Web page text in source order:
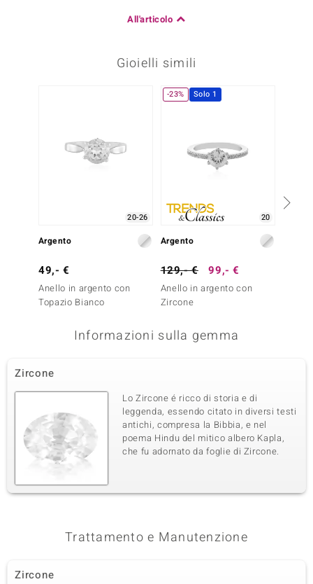
All'articolo
Gioielli simili
20-26
Argento
49,- €
Anello in argento con
Topazio Bianco
-23% Solo 1
20
Argento
129,- € 99,- €
Anello in argento con
Zircone
Informazioni sulla gemma
Zircone
Lo Zircone é ricco di storia e di
leggenda, essendo citato in diversi testi
antichi, compresa la Bibbia, e nel
poema Hindu del mitico albero Kapla,
che fu adornato da foglie di Zircone.
Trattamento e Manutenzione
Zircone